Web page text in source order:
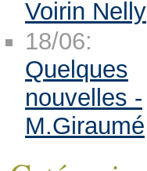
Voirin Nelly
18/06:
Quelques
nouvelles -
M.Giraumé